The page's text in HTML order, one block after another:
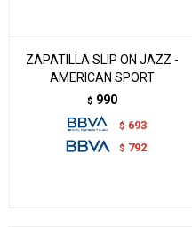
ZAPATILLA SLIP ON JAZZ -
AMERICAN SPORT
$ 990
$ 693
$ 792